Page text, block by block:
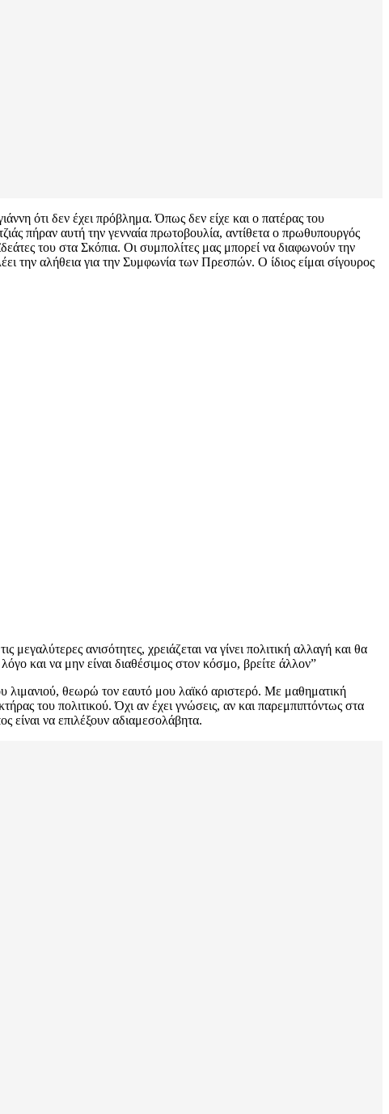
ότι δεν έχει πρόβλημα. Όπως δεν είχε και ο πατέρας του
πήραν αυτή την γενναία πρωτοβουλία, αντίθετα ο πρωθυπουργός
του στα Σκόπια. Οι συμπολίτες μας μπορεί να διαφωνούν την
την αλήθεια για την Συμφωνία των Πρεσπών. Ο ίδιος είμαι σίγουρος
ανισότητες, χρειάζεται να γίνει πολιτική αλλαγή και θα
και να μην είναι διαθέσιμος στον κόσμο, βρείτε άλλον”
λιμανιού, θεωρώ τον εαυτό μου λαϊκό αριστερό. Με μαθηματική
του πολιτικού. Όχι αν έχει γνώσεις, αν και παρεμπιπτόντως στα
είναι να επιλέξουν αδιαμεσολάβητα.